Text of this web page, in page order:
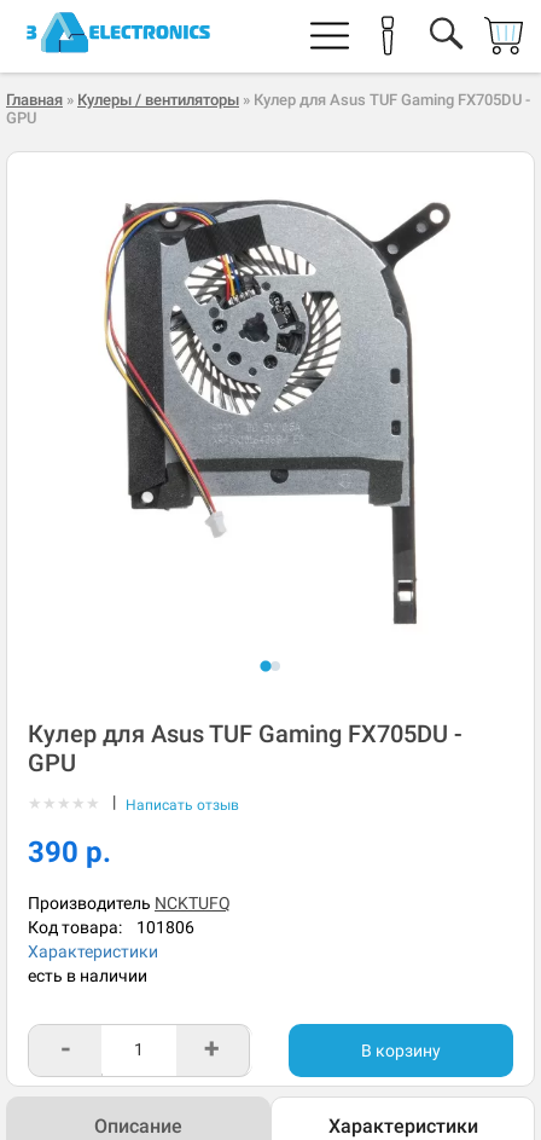
Главная » Кулеры / вентиляторы » Кулер для Asus TUF Gaming FX705DU -
GPU
Кулер для Asus TUF Gaming FX705DU -
GPU
★ ★ ★ ★ ★ | Написать отзыв
390 р.
Производитель NCKTUFQ
Код товара: 101806
Характеристики
есть в наличии
- + В корзину
Описание Характеристики